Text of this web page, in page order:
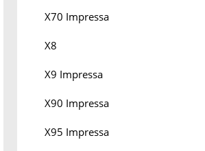
X70 Impressa
X8
X9 Impressa
X90 Impressa
X95 Impressa